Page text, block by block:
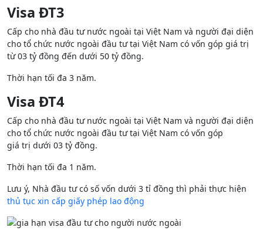
Visa ĐT3
Cấp cho nhà đầu tư nước ngoài tại Việt Nam và người đại diện
cho tổ chức nước ngoài đầu tư tại Việt Nam có vốn góp giá trị
từ 03 tỷ đồng đến dưới 50 tỷ đồng.
Thời hạn tối đa 3 năm.
Visa ĐT4
Cấp cho nhà đầu tư nước ngoài tại Việt Nam và người đại diện
cho tổ chức nước ngoài đầu tư tại Việt Nam có vốn góp
giá trị dưới 03 tỷ đồng.
Thời hạn tối đa 1 năm.
Lưu ý, Nhà đầu tư có số vốn dưới 3 tỉ đồng thì phải thực hiện
thủ tục xin cấp giấy phép lao động